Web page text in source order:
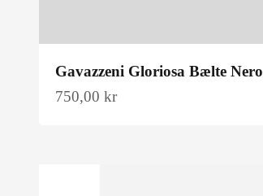
Gavazzeni Gloriosa Bælte Nero
Salgspris
750,00 kr